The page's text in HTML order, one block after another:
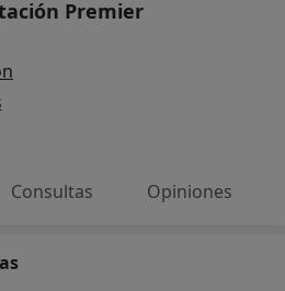
Premier
Consultas Opiniones